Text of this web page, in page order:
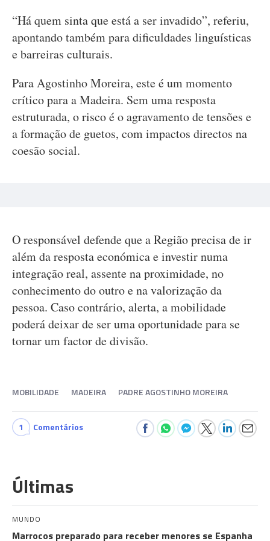
“Há quem sinta que está a ser invadido”, referiu,
apontando também para dificuldades linguísticas
e barreiras culturais.
Para Agostinho Moreira, este é um momento
crítico para a Madeira. Sem uma resposta
estruturada, o risco é o agravamento de tensões e
a formação de guetos, com impactos directos na
coesão social.
O responsável defende que a Região precisa de ir
além da resposta económica e investir numa
integração real, assente na proximidade, no
conhecimento do outro e na valorização da
pessoa. Caso contrário, alerta, a mobilidade
poderá deixar de ser uma oportunidade para se
tornar um factor de divisão.
MOBILIDADE MADEIRA PADRE AGOSTINHO MOREIRA
1 Comentários
Últimas
MUNDO
Marrocos preparado para receber menores se Espanha